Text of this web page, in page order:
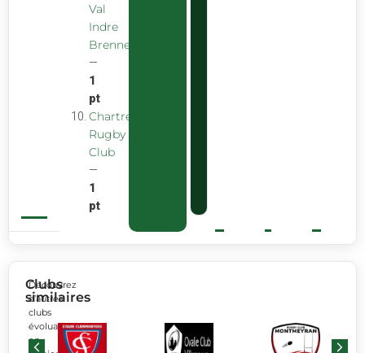
Val
Indre
Brenne
—
1
pt
Chartreuse
Rugby
Club
—
1
pt
Clubs
similaires
Découvrez
d’autres
clubs
évoluant
en